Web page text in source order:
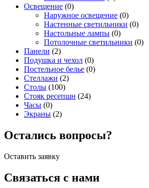
Освещение (0)
Наружное освещение (0)
Настенные светильники (0)
Настольные лампы (0)
Потолочные светильники (0)
Панели (2)
Подушка и чехол (0)
Постельное белье (0)
Стеллажи (2)
Столы (100)
Стояк ресепшн (24)
Часы (0)
Экраны (2)
Остались вопросы?
Оставить заявку
Связаться с нами